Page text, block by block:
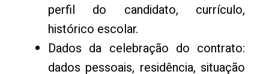
perfil do candidato, currículo,
histórico escolar.
Dados da celebração do contrato:
dados pessoais, residência, situação